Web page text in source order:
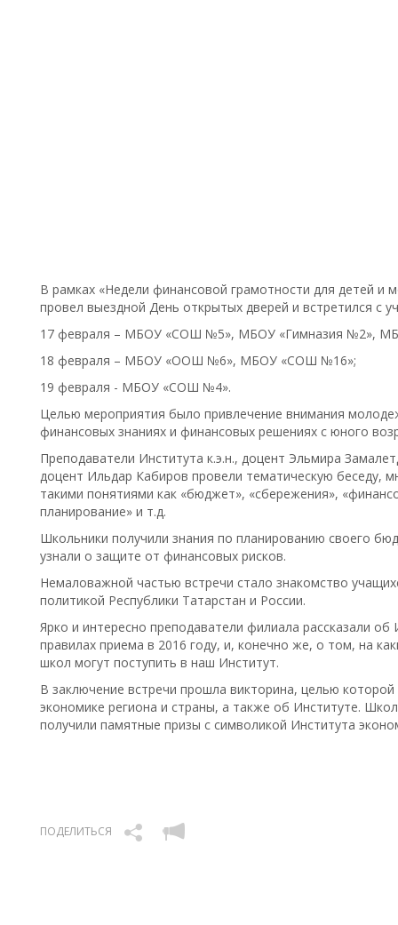
В рамках «Недели финансовой грамотности для детей
провел выездной День открытых дверей и встретился с
17 февраля – МБОУ «СОШ №5», МБОУ «Гимназия №2»,
18 февраля – МБОУ «ООШ №6», МБОУ «СОШ №16»;
19 февраля - МБОУ «СОШ №4».
Целью мероприятия было привлечение внимания
финансовых знаниях и финансовых решениях с юного
Преподаватели Института к.э.н., доцент Эльмира
доцент Ильдар Кабиров провели тематическую беседу,
такими понятиями как «бюджет», «сбережения»,
планирование» и т.д.
Школьники получили знания по планированию своего
узнали о защите от финансовых рисков.
Немаловажной частью встречи стало знакомство
политикой Республики Татарстан и России.
Ярко и интересно преподаватели филиала рассказали
правилах приема в 2016 году, и, конечно же, о том, на
школ могут поступить в наш Институт.
В заключение встречи прошла викторина, целью
экономике региона и страны, а также об Институте.
получили памятные призы с символикой Института
ПОДЕЛИТЬСЯ